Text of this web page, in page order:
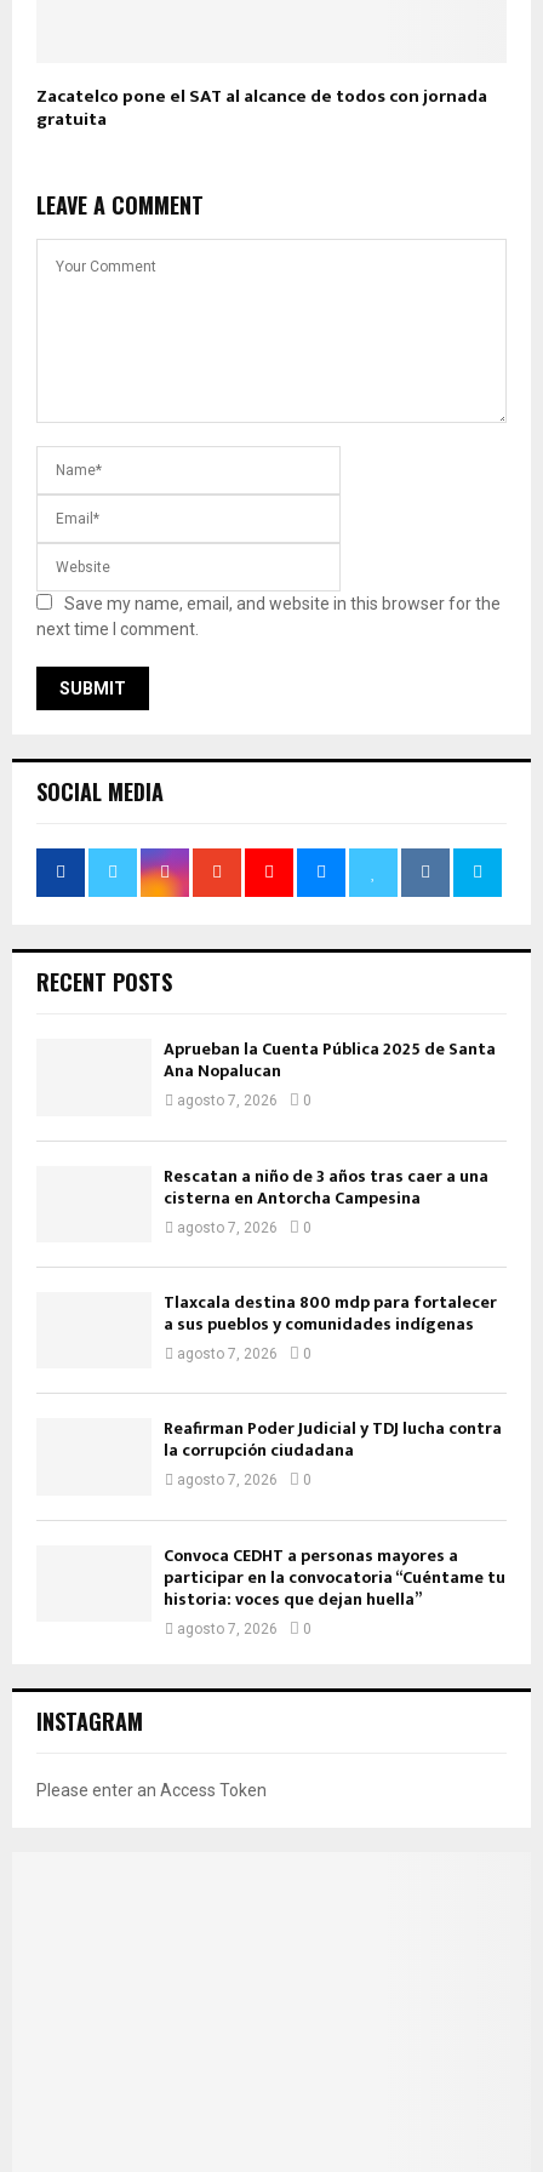
Zacatelco pone el SAT al alcance de todos con jornada
gratuita
LEAVE A COMMENT
Save my name, email, and website in this browser for the
next time I comment.
SOCIAL MEDIA
RECENT POSTS
Aprueban la Cuenta Pública 2025 de Santa
Ana Nopalucan
agosto 7, 2026 0
Rescatan a niño de 3 años tras caer a una
cisterna en Antorcha Campesina
agosto 7, 2026 0
Tlaxcala destina 800 mdp para fortalecer
a sus pueblos y comunidades indígenas
agosto 7, 2026 0
Reafirman Poder Judicial y TDJ lucha contra
la corrupción ciudadana
agosto 7, 2026 0
Convoca CEDHT a personas mayores a
participar en la convocatoria “Cuéntame tu
historia: voces que dejan huella”
agosto 7, 2026 0
INSTAGRAM
Please enter an Access Token